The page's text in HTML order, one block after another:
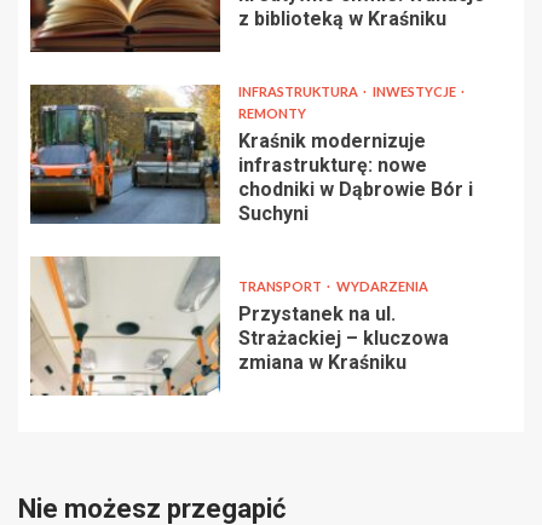
z biblioteką w Kraśniku
INFRASTRUKTURA
INWESTYCJE
REMONTY
Kraśnik modernizuje
infrastrukturę: nowe
chodniki w Dąbrowie Bór i
Suchyni
TRANSPORT WYDARZENIA
Przystanek na ul.
Strażackiej – kluczowa
zmiana w Kraśniku
Nie możesz przegapić